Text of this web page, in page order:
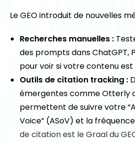
Le GEO introduit de nouvelles
Recherches manuelles :
des prompts dans ChatGPT,
pour voir si votre contenu est
Outils de citation tracking :
émergentes comme Otterly
permettent de suivre votre
Voice” (ASoV) et la
de citation est le Graal du